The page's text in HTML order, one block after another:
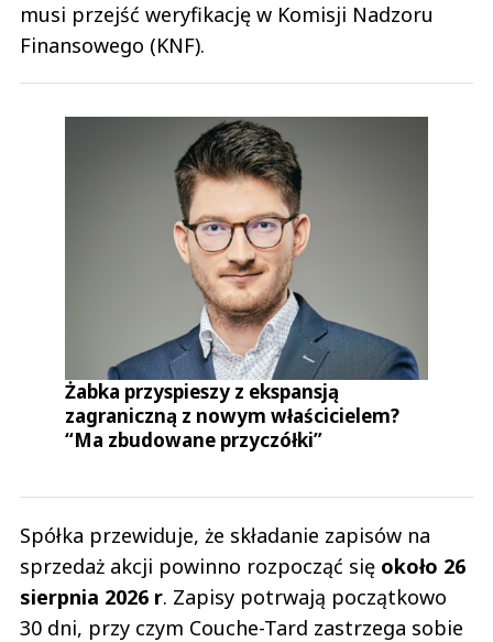
musi przejść weryfikację w Komisji Nadzoru
Finansowego (KNF).
Żabka przyspieszy z ekspansją
zagraniczną z nowym właścicielem?
“Ma zbudowane przyczółki”
Spółka przewiduje, że składanie zapisów na
sprzedaż akcji powinno rozpocząć się około 26
sierpnia 2026 r. Zapisy potrwają początkowo
30 dni, przy czym Couche-Tard zastrzega sobie